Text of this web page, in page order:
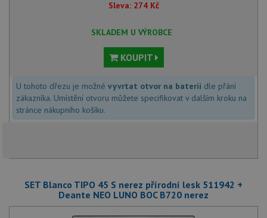
Sleva: 274 Kč
SKLADEM U VÝROBCE
KOUPIT
U tohoto dřezu je možné vyvrtat otvor na baterii dle přání
zákazníka. Umístění otvoru můžete specifikovat v dalším kroku na
stránce nákupního košíku.
SET Blanco TIPO 45 S nerez přírodní lesk 511942 +
Deante NEO LUNO BOC B720 nerez